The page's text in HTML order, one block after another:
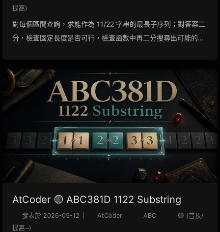
提高)
對每個區間查詢，求能作為 11/22 字串的最長子序列；對答案二
分，檢查固定長度是否可行，檢查函數中再二分搜尋出可能的
AtCoder 🟡 ABC381D 1122 Substring
發表於 2026-05-12 AtCoder ABC
🟡 (普及/
提高−)